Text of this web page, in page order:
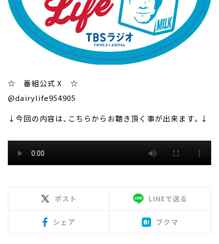
☆ 番組公式 X ☆
@dairylife954905
↓今回の内容は、こちらからお聴き頂く事が出来ます。↓
ポスト LINEで送る
シェア ブクマ